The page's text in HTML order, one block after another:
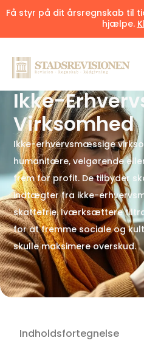
Få styr på dit årsregnskab til
hjælpe.
Ikke-
Virksomhed
Ikke-erhvervsmæssige
humanitære, velgørende
frem for profit. De tilbyder
indtægter fra ikke-
skattefrie. Iværksættere
for at fremme sociale og
skulle maksimere overskud.
Indholdsfortegnelse